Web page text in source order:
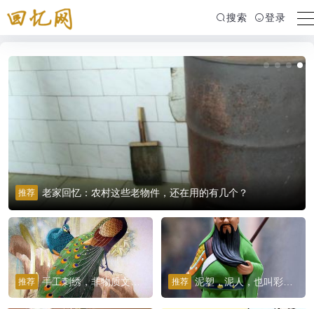
搜索 登录
推荐
【礼仪文化】中国礼之问候礼，也是见面之礼，日常生活礼
推荐 手工刺绣，非物质文化遗产之一，中国文化艺术的代表之一 推荐 泥塑，泥人，也叫彩塑，古代最流行的艺术形式之一